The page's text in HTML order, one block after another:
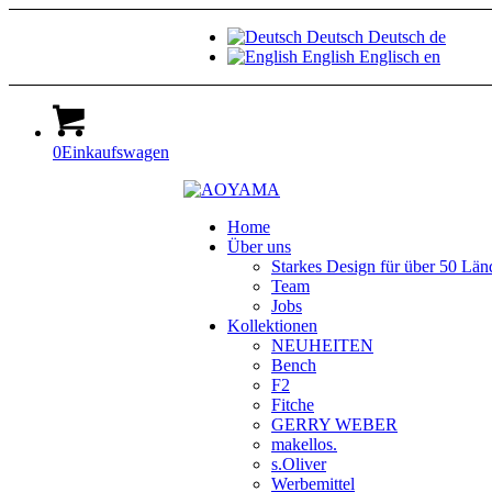
Deutsch Deutsch de
English Englisch en
0Einkaufswagen
Home
Über uns
Starkes Design für über 50
Team
Jobs
Kollektionen
NEUHEITEN
Bench
F2
Fitche
GERRY WEBER
makellos.
s.Oliver
Werbemittel